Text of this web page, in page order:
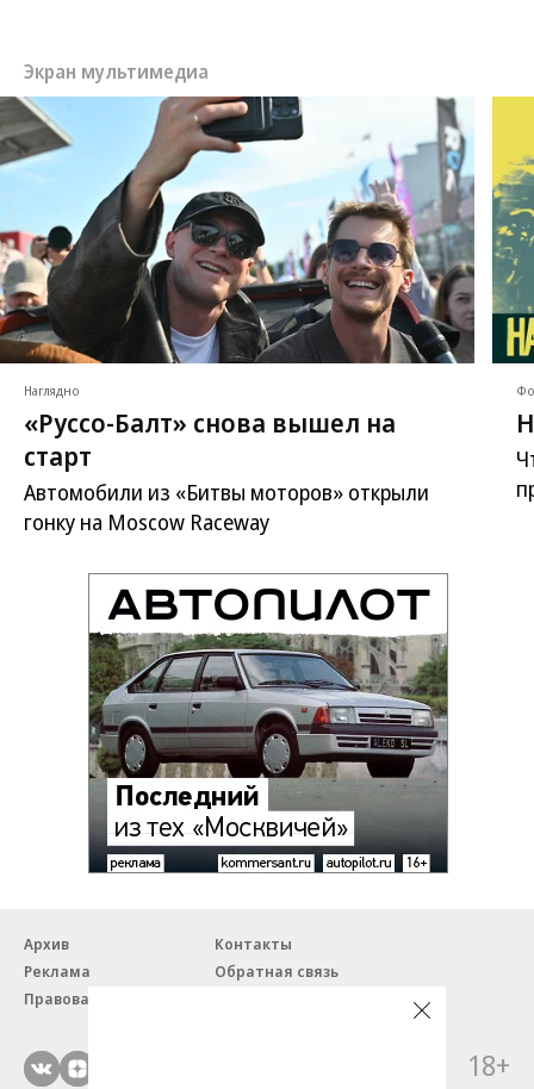
Экран мультимедиа
Наглядно
«Руссо-Балт» снова вышел на
старт
Автомобили из «Битвы моторов» открыли
гонку на Moscow Raceway
Архив
Контакты
Реклама
Обратная связь
Правовая информация
18+